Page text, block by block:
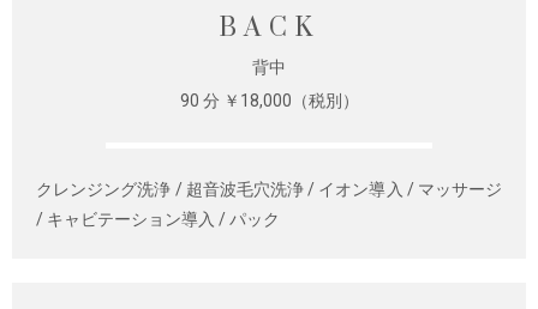
BACK
背中
90 分 ￥18,000（税別）
クレンジング洗浄 / 超音波毛穴洗浄 / イオン導入 / マッサージ
/ キャビテーション導入 / パック